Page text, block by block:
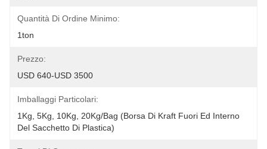
Quantità Di Ordine Minimo:
1ton
Prezzo:
USD 640-USD 3500
Imballaggi Particolari:
1Kg, 5Kg, 10Kg, 20Kg/Bag (borsa Di Kraft Fuori Ed Interno
Del Sacchetto Di Plastica)